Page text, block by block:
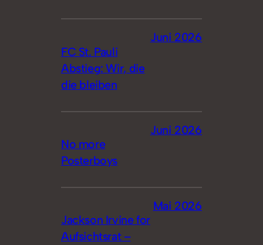
FC St. Pauli
Abstieg: Wir, die
die bleiben
Juni 2026
No more
Posterboys
Juni 2026
Jackson Irvine for
Aufsichtsrat –
Mai 2026